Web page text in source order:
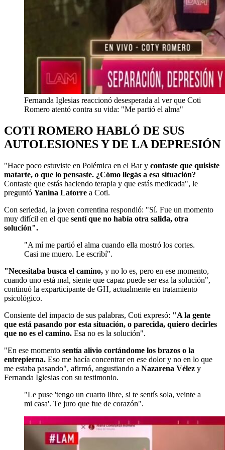
Fernanda Iglesias reaccionó desesperada al ver que Coti
Romero atentó contra su vida: "Me partió el alma"
COTI ROMERO HABLÓ DE SUS
AUTOLESIONES Y DE LA DEPRESIÓN
"Hace poco estuviste en Polémica en el Bar y contaste que quisiste
matarte, o que lo pensaste. ¿Cómo llegás a esa situación?
Contaste que estás haciendo terapia y que estás medicada", le
preguntó Yanina Latorre a Coti.
Con seriedad, la joven correntina respondió: "Sí. Fue un momento
muy difícil en el que sentí que no había otra salida, otra
solución".
"A mí me partió el alma cuando ella mostró los cortes.
Casi me muero. Le escribí".
"Necesitaba busca el camino, y no lo es, pero en ese momento,
cuando uno está mal, siente que capaz puede ser esa la solución",
continuó la exparticipante de GH, actualmente en tratamiento
psicológico.
Consiente del impacto de sus palabras, Coti expresó: "A la gente
que está pasando por esta situación, o parecida, quiero decirles
que no es el camino. Esa no es la solución".
"En ese momento sentía alivio cortándome los brazos o la
entrepierna. Eso me hacía concentrar en ese dolor y no en lo que
me estaba pasando", afirmó, angustiando a Nazarena Vélez y
Fernanda Iglesias con su testimonio.
"Le puse 'tengo un cuarto libre, si te sentís sola, veinte a
mi casa'. Te juro que fue de corazón".